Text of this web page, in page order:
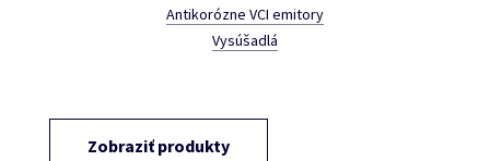
Antikorózne VCI emitory
Vysúšadlá
Zobraziť produkty